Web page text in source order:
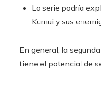
La serie podría
Kamui y sus
En general, la
tiene el potencial de